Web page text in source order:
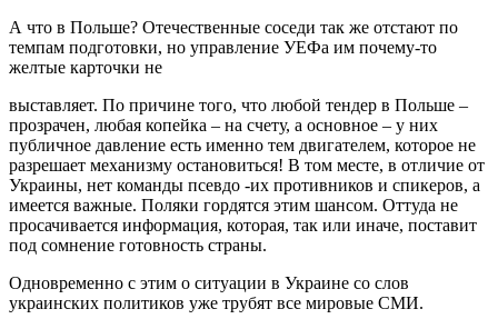
А что в Польше? Отечественные соседи так же отстают по
темпам подготовки, но управление УЕФа им почему-то
желтые карточки не
выставляет. По причине того, что любой тендер в Польше –
прозрачен, любая копейка – на счету, а основное – у них
публичное давление есть именно тем двигателем, которое не
разрешает механизму остановиться! В том месте, в отличие от
Украины, нет команды псевдо -их противников и спикеров, а
имеется важные. Поляки гордятся этим шансом. Оттуда не
просачивается информация, которая, так или иначе, поставит
под сомнение готовность страны.
Одновременно с этим о ситуации в Украине со слов
украинских политиков уже трубят все мировые СМИ.